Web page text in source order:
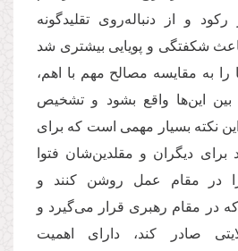
و از دنباله‌روی تقلیدگونه
شکفتگی و پویایی بیشتری شد
به مقایسه مصالح مهم با اهم،
این‌ها واقع بشود و تشخیص
نکته بسیار مهمی است که برای
برای دیگران و مقلدینشان فتوا
را در مقام عمل روشن کنند و
در مقام رهبری قرار می‌گیرد و
صادر کند، دارای اهمیت